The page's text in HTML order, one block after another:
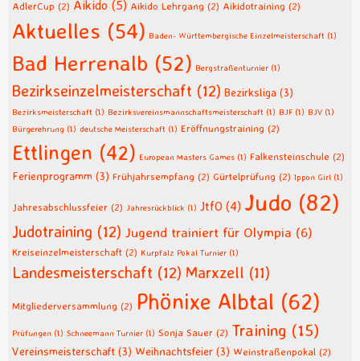
AdlerCup (2) Aikido (5) Aikido Lehrgang (2) Aikidotraining (2)
Aktuelles (54) Baden- Württembergische Einzelmeisterschaft (1)
Bad Herrenalb (52) Bergstraßenturnier (1)
Bezirkseinzelmeisterschaft (12) Bezirksliga (3)
Bezirksmeisterschaft (1) Bezirksvereinsmannschaftsmeisterschaft (1) BJF (1) BJV (1)
Bürgerehrung (1) deutsche Meisterschaft (1) Eröffnungstraining (2)
Ettlingen (42) European Masters Games (1) Falkensteinschule (2)
Ferienprogramm (3) Frühjahrsempfang (2) Gürtelprüfung (2) Ippon Girl (1)
Jahresabschlussfeier (2) Jahresrückblick (1) JtfO (4) Judo (82)
Judotraining (12) Jugend trainiert für Olympia (6)
Kreiseinzelmeisterschaft (2) Kurpfalz Pokal Turnier (1)
Landesmeisterschaft (12) Marxzell (11)
Mitgliederversammlung (2) Phönixe Albtal (62)
Prüfungen (1) Schneemann Turnier (1) Sonja Sauer (2) Training (15)
Vereinsmeisterschaft (3) Weihnachtsfeier (3) Weinstraßenpokal (2)